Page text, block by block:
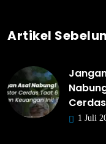
Artikel
1 Juli